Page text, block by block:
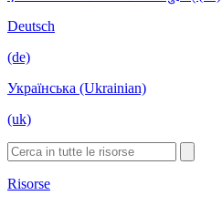
Deutsch
(de)
Українська (Ukrainian)
(uk)
Risorse